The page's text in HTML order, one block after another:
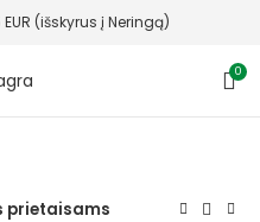
(išskyrus į Neringą)
0
prietaisams